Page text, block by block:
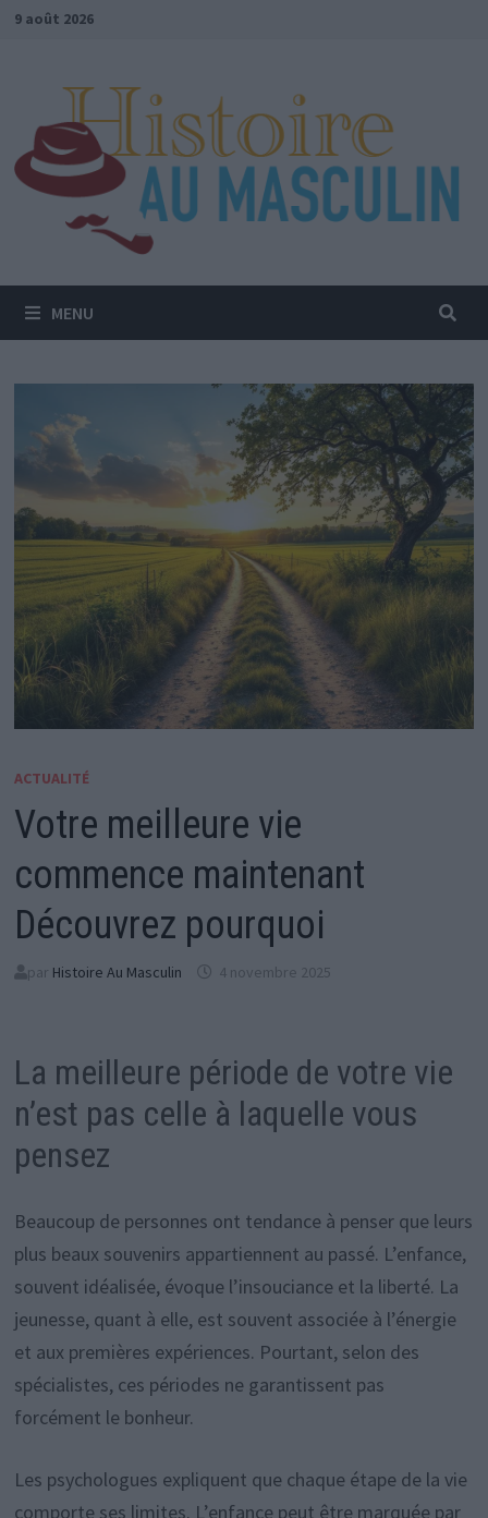
Passer
9 août 2026
MENU
ACTUALITÉ
Votre meilleure vie
commence maintenant
Découvrez pourquoi
par Histoire Au Masculin 4 novembre 2025
La meilleure période de votre vie
n’est pas celle à laquelle vous
pensez
Beaucoup de personnes ont tendance à penser que leurs
plus beaux souvenirs appartiennent au passé. L’enfance,
souvent idéalisée, évoque l’insouciance et la liberté. La
jeunesse, quant à elle, est souvent associée à l’énergie
et aux premières expériences. Pourtant, selon des
spécialistes, ces périodes ne garantissent pas
forcément le bonheur.
Les psychologues expliquent que chaque étape de la vie
comporte ses limites. L’enfance peut être marquée par